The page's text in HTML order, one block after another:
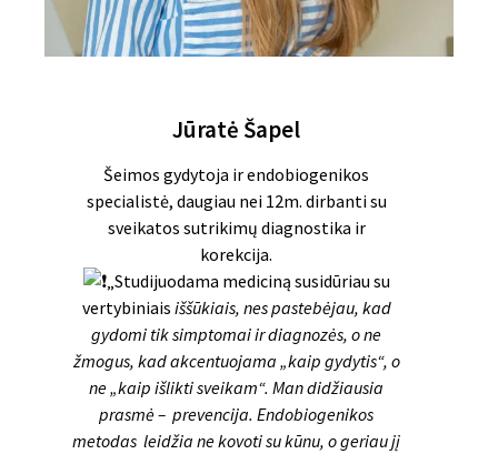
Jūratė Šapel
Šeimos gydytoja ir endobiogenikos
specialistė, daugiau nei 12m. dirbanti su
sveikatos sutrikimų diagnostika ir
korekcija.
„Studijuodama mediciną susidūriau su
vertybiniais iššūkiais, nes pastebėjau, kad
gydomi tik simptomai ir diagnozės, o ne
žmogus, kad akcentuojama „kaip gydytis“, o
ne „kaip išlikti sveikam“. Man didžiausia
prasmė – prevencija. Endobiogenikos
metodas leidžia ne kovoti su kūnu, o geriau jį